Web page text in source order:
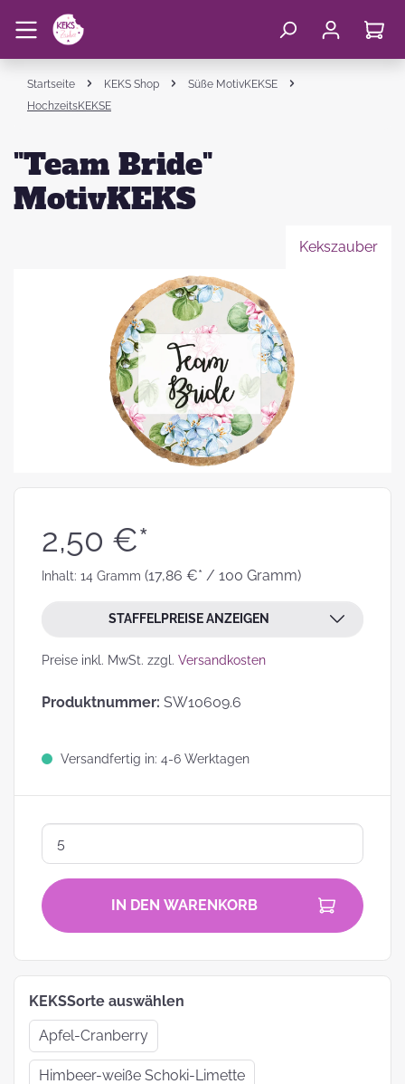
Startseite KEKS Shop
Süße MotivKEKSE
HochzeitsKEKSE
"Team Bride"
MotivKEKS
Kekszauber
2,50 €*
Inhalt: 14 Gramm (17,86 €* / 100 Gramm)
STAFFELPREISE ANZEIGEN
Preise inkl. MwSt. zzgl. Versandkosten
Produktnummer: SW10609.6
Versandfertig in: 4-6 Werktagen
IN DEN WARENKORB
KEKSSorte auswählen
Apfel-Cranberry
Himbeer-weiße Schoki-Limette